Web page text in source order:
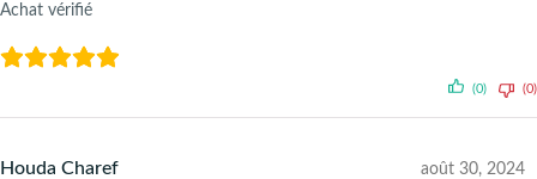
Achat vérifié
(0) (0)
Houda Charef août 30, 2024